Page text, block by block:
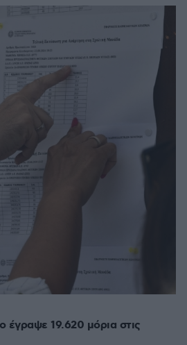
19.620 μόρια στις